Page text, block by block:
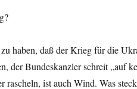
haben, daß der Krieg für die
der Bundeskanzler schreit
rascheln, ist auch Wind. Was